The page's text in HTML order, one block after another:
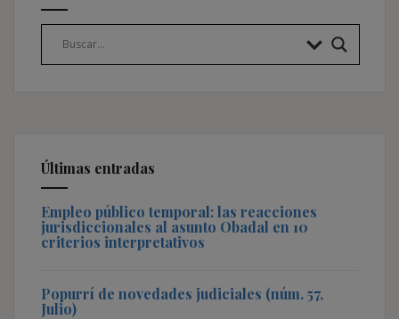
Últimas entradas
Empleo público temporal: las reacciones
jurisdiccionales al asunto Obadal en 10
criterios interpretativos
Popurrí de novedades judiciales (núm. 57,
Julio)